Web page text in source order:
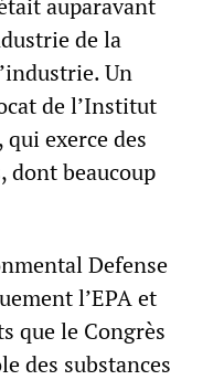
de la
Un
de l’Institut
exerce des
dont beaucoup
Defense
l’EPA et
que le Congrès
des substances